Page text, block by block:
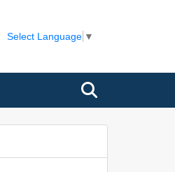
Select Language ▼